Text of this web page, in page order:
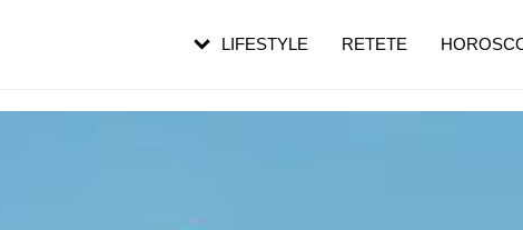
LIFESTYLE RETETEpe măsură ce